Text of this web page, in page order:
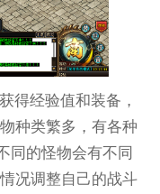
得经验值和装备，
种类繁多，有各种
同的怪物会有不同
况调整自己的战斗